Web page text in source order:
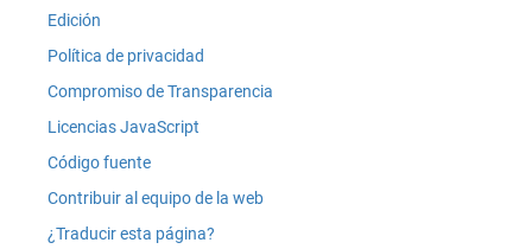
Edición
Política de privacidad
Compromiso de Transparencia
Licencias JavaScript
Código fuente
Contribuir al equipo de la web
¿Traducir esta página?